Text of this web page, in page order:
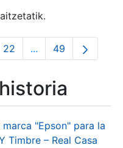
Use TAB to navigate.
Orrialdea
22 ...Intermediate
Orrialdea
49
"Epson" para la
Timbre – Real Casa